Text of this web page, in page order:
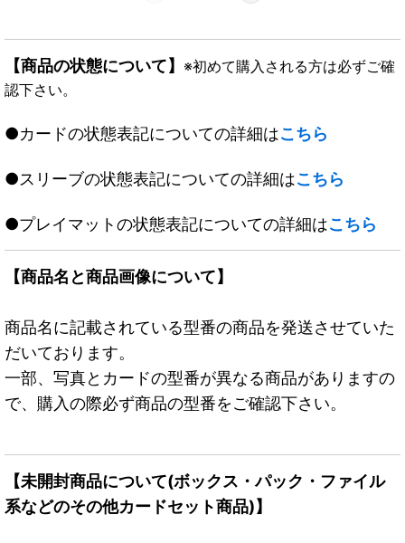
【商品の状態について】 ※初めて購入される方は必ずご確
認下さい。
●カードの状態表記についての詳細はこちら
●スリーブの状態表記についての詳細はこちら
●プレイマットの状態表記についての詳細はこちら
【商品名と商品画像について】
商品名に記載されている型番の商品を発送させていた
だいております。
一部、写真とカードの型番が異なる商品がありますの
で、購入の際必ず商品の型番をご確認下さい。
【未開封商品について(ボックス・パック・ファイル
系などのその他カードセット商品)】